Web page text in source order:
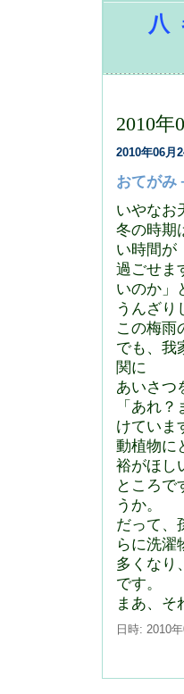
2010
2010年06月
おてがみ
いやなお
冬の時期
い時間が
過ごせま
いのか」
うんざり
この梅雨
でも、我
関に
あいさつ
「あれ
けていま
動植物に
裕がほし
ところで
うか。
だって、
らに洗濯
多くなり
です。
まあ、そ
日時: 2010